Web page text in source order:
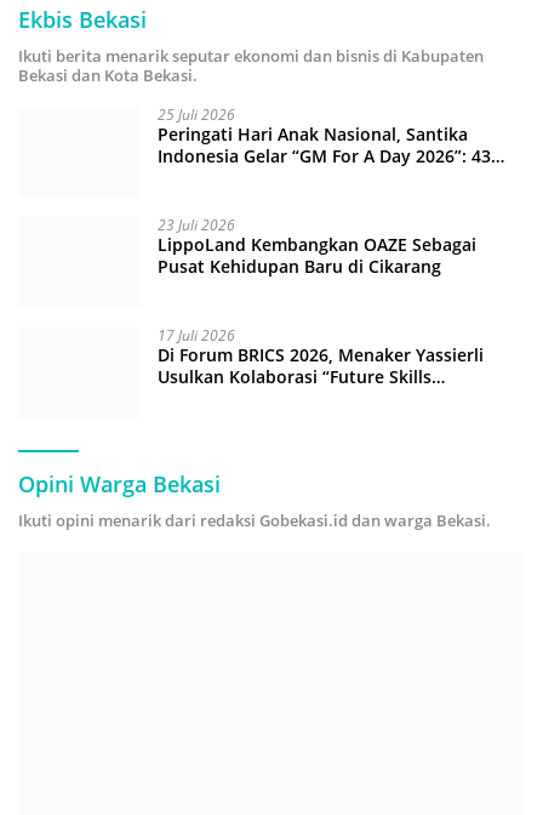
Ekbis Bekasi
Ikuti berita menarik seputar ekonomi dan bisnis di Kabupaten
Bekasi dan Kota Bekasi.
25 Juli 2026
Peringati Hari Anak Nasional, Santika
Indonesia Gelar “GM For A Day 2026”: 43
23 Juli 2026
LippoLand Kembangkan OAZE Sebagai
Pusat Kehidupan Baru di Cikarang
17 Juli 2026
Di Forum BRICS 2026, Menaker Yassierli
Usulkan Kolaborasi “Future Skills
Opini Warga Bekasi
Ikuti opini menarik dari redaksi Gobekasi.id dan warga Bekasi.